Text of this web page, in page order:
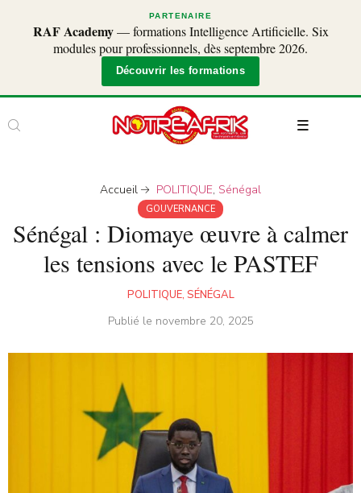
PARTENAIRE
RAF Academy— formations Intelligence Artificielle. Six
modules pour professionnels, dès septembre 2026.
Découvrir les formations
Accueil POLITIQUE, Sénégal
GOUVERNANCE
Sénégal : Diomaye œuvre à calmer
les tensions avec le PASTEF
POLITIQUE, SÉNÉGAL
Publié le novembre 20, 2025